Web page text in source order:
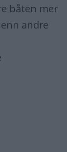
båten mer
andre